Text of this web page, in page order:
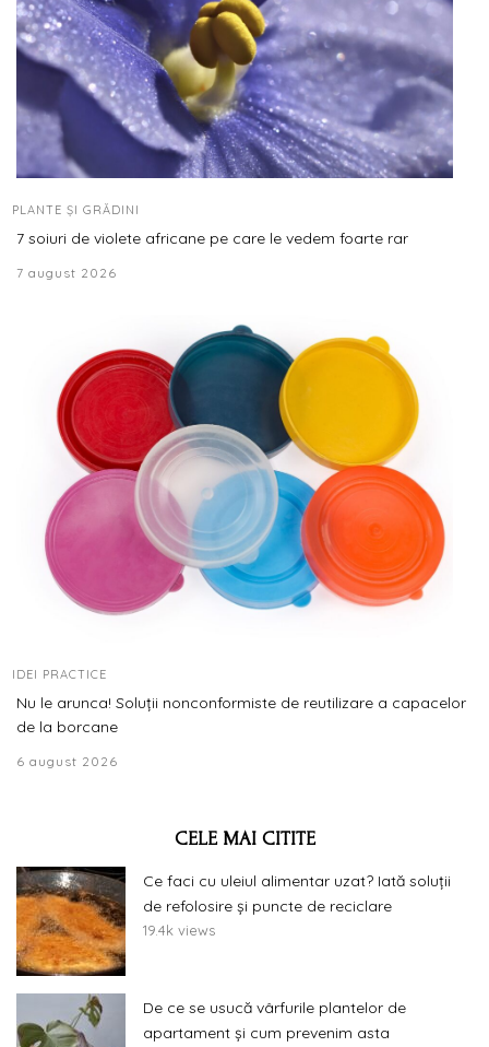
PLANTE ȘI GRĂDINI
7 soiuri de violete africane pe care le vedem foarte rar
7 august 2026
IDEI PRACTICE
Nu le arunca! Soluții nonconformiste de reutilizare a capacelor
de la borcane
6 august 2026
CELE MAI CITITE
Ce faci cu uleiul alimentar uzat? Iată soluții
de refolosire și puncte de reciclare
19.4k views
De ce se usucă vârfurile plantelor de
apartament și cum prevenim asta